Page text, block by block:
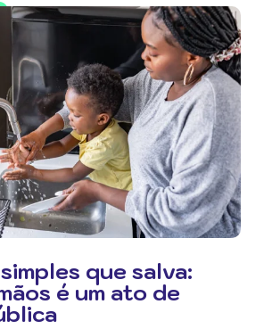
que salva:
é um ato de